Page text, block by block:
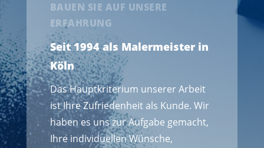
BAUEN SIE AUF UNSERE
ERFAHRUNG
Seit 1994 als Malermeister in
Köln
Das Hauptkriterium unserer Arbeit
ist Ihre Zufriedenheit als Kunde. Wir
haben es uns zur Aufgabe gemacht,
Ihre individuellen Wünsche,